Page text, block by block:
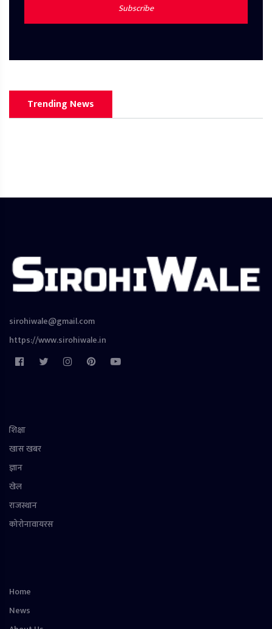
Subscribe
Trending News
sirohiwale@gmail.com
https://www.sirohiwale.in
शिक्षा
खास खबर
ज्ञान
खेल
राजस्थान
कोरोनावायरस
Home
News